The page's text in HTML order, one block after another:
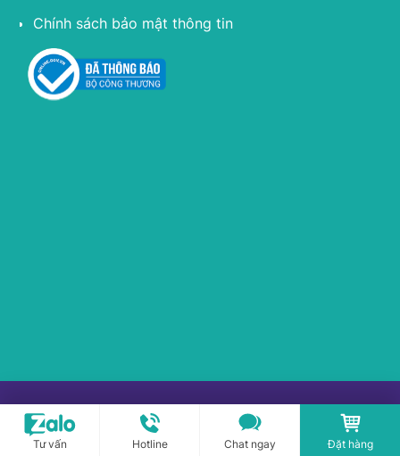
Chính sách bảo mật thông tin
Copyright © 2017-2026 PLASMAKARE.VN All rights
reserved.
Tư vấn Hotline Chat ngay Đặt hàng